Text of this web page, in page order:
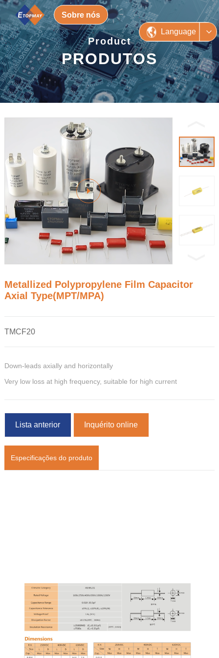
Sobre nós
Language
Product
PRODUTOS
Metallized Polypropylene Film Capacitor
Axial Type(MPT/MPA)
TMCF20
Down-leads axially and horizontally
Very low loss at high frequency, suitable for high current
Lista anterior Inquérito online
Especificações do produto